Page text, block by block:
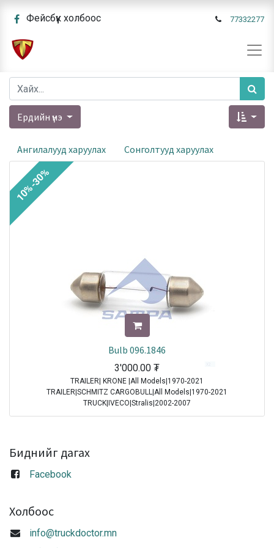
Фейсбүүк холбоос 77332277
Ердийн үнэ
Ангилалууд харуулах Сонголтууд харуулах
Bulb 096.1846
3'000.00 ₮
TRAILER| KRONE |All Models|1970-2021
TRAILER|SCHMITZ CARGOBULL|All Models|1970-2021
TRUCK|IVECO|Stralis|2002-2007
TRUCK|IVECO|Stralis|2007-2013
10%-30%
Биднийг дагах
Facebook
Холбоос
info@truckdoctor.mn